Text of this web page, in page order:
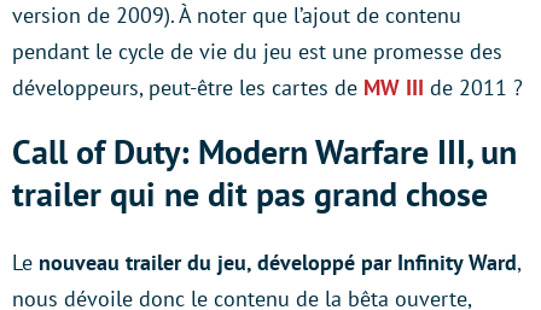
version de 2009). À noter que l’ajout de contenu
pendant le cycle de vie du jeu est une promesse des
développeurs, peut-être les cartes de MW III de 2011 ?
Call of Duty: Modern Warfare III, un
trailer qui ne dit pas grand chose
Le nouveau trailer du jeu, développé par Infinity Ward,
nous dévoile donc le contenu de la bêta ouverte,